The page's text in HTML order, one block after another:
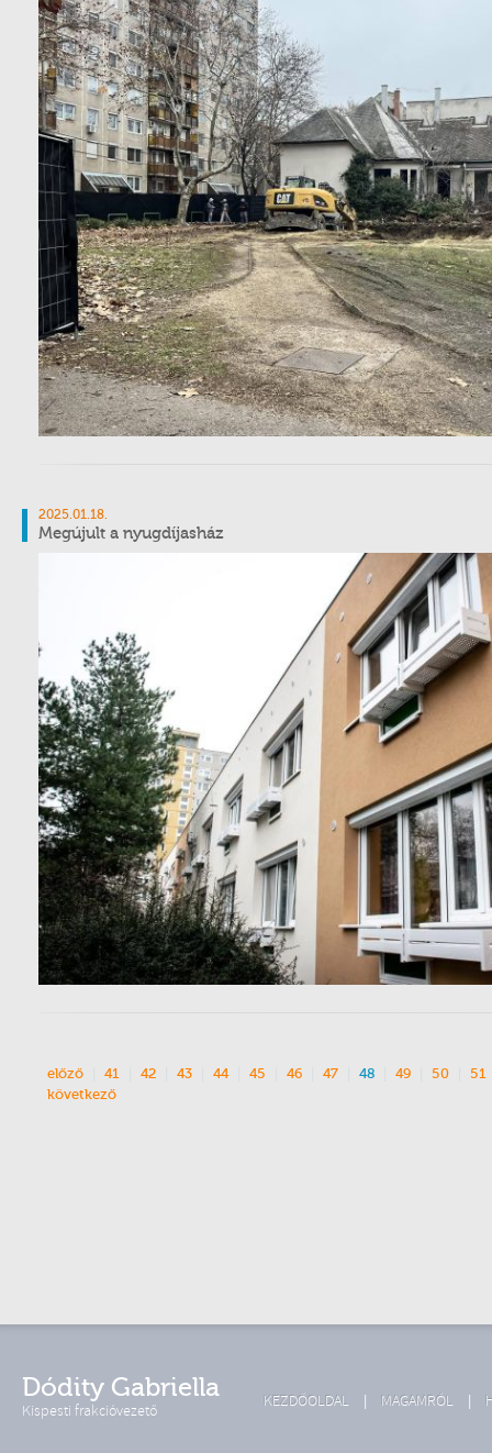
2025.01.18.
Megújult a nyugdíjasház
előző 41 42 43 44 45 46 47 48 49 50
51
következő
Dódity Gabriella
Kispesti frakcióvezető
KEZDŐOLDAL MAGAMRÓL